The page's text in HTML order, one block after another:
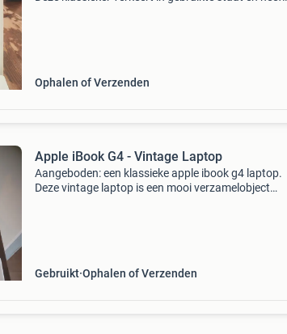
Ophalen of Verzenden
Apple iBook G4 - Vintage Laptop
Aangeboden: een klassieke apple ibook g4 laptop.
Deze vintage laptop is een mooi verzamelobject
Gebruikt Ophalen of Verzenden